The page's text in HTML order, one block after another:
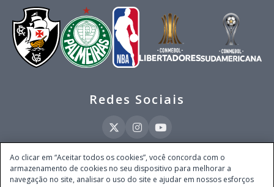
Redes Sociais
Este site é operado pela Ventmear Brasil LTDA (CNPJ 52.868.380/0001-84), com
endereço na Avenida Brigadeiro Faria Lima, nº 4.055, 3º andar, Itaim Bibi, no
Ao clicar em “Aceitar todos os cookies”, você concorda com o
armazenamento de cookies no seu dispositivo para melhorar a
navegação no site, analisar o uso do site e ajudar em nossos esforços